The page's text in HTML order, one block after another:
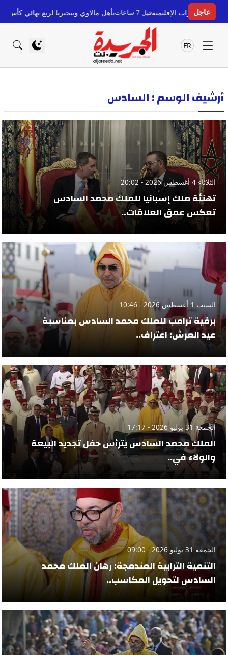
عاجل
قبل 7 ساعات تأهل مالاوي ونيجيريا لربع نهائي كأس أمم إفريقيا للسيدات 2026 بعد جولة حاسمة
FR
أرشيف الوسم : السادس
الثلاثاء 4 أغسطس 2026 - 20:02
تهنئة ملك إسبانيا للملك محمد السادس
تعكس عمق العلاقات..
السبت 1 أغسطس 2026 - 10:46
برقية ترامب للملك محمد السادس بمناسبة
عيد العرش: اعتراف..
الجمعة 31 يوليو 2026 - 17:17
الملك محمد السادس يترأس حفل تجديد البيعة
والولاء في..
الجمعة 31 يوليو 2026 - 09:00
التنمية الترابية المندمجة: رهان الملك محمد
السادس لتحويل المكاسب..